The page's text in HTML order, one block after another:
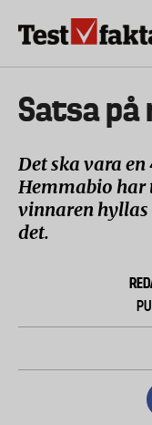
Huvudmeny
ny
Satsa
Det ska vara
Hemmabio har
vinnaren
det.